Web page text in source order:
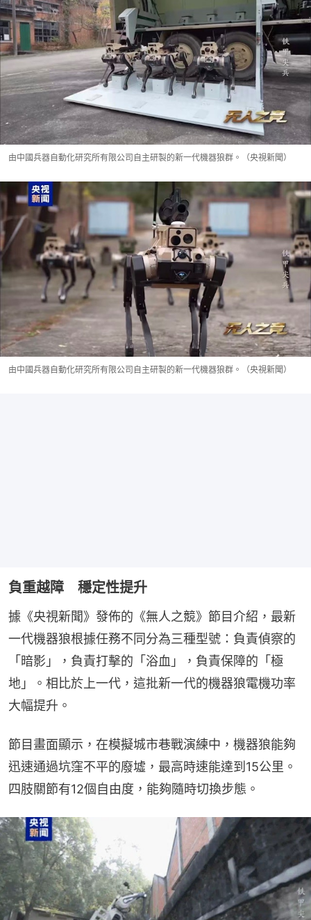
由中國兵器自動化研究所有限公司自主研製的新一代機器狼群。（央視新聞）
由中國兵器自動化研究所有限公司自主研製的新一代機器狼群。（央視新聞）
負重越障 穩定性提升
據《央視新聞》發佈的《無人之競》節目介紹，最新
一代機器狼根據任務不同分為三種型號：負責偵察的
「暗影」，負責打擊的「浴血」，負責保障的「極
地」。相比於上一代，這批新一代的機器狼電機功率
大幅提升。
節目畫面顯示，在模擬城市巷戰演練中，機器狼能夠
迅速通過坑窪不平的廢墟，最高時速能達到15公里。
四肢關節有12個自由度，能夠隨時切換步態。